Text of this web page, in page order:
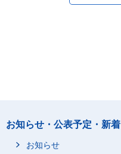
お知らせ・公表予定・新着
お知らせ